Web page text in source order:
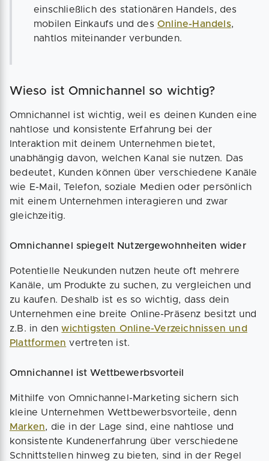
einschließlich des stationären Handels, des
mobilen Einkaufs und des Online-Handels,
nahtlos miteinander verbunden.
Wieso ist Omnichannel so wichtig?
Omnichannel ist wichtig, weil es deinen Kunden eine
nahtlose und konsistente Erfahrung bei der
Interaktion mit deinem Unternehmen bietet,
unabhängig davon, welchen Kanal sie nutzen. Das
bedeutet, Kunden können über verschiedene Kanäle
wie E-Mail, Telefon, soziale Medien oder persönlich
mit einem Unternehmen interagieren und zwar
gleichzeitig.
Omnichannel spiegelt Nutzergewohnheiten wider
Potentielle Neukunden nutzen heute oft mehrere
Kanäle, um Produkte zu suchen, zu vergleichen und
zu kaufen. Deshalb ist es so wichtig, dass dein
Unternehmen eine breite Online-Präsenz besitzt und
z.B. in denwichtigsten Online-Verzeichnissen und
Plattformen vertreten ist.
Omnichannel ist Wettbewerbsvorteil
Mithilfe von Omnichannel-Marketing sichern sich
kleine Unternehmen Wettbewerbsvorteile, denn
Marken, die in der Lage sind, eine nahtlose und
konsistente Kundenerfahrung über verschiedene
Schnittstellen hinweg zu bieten, sind in der Regel